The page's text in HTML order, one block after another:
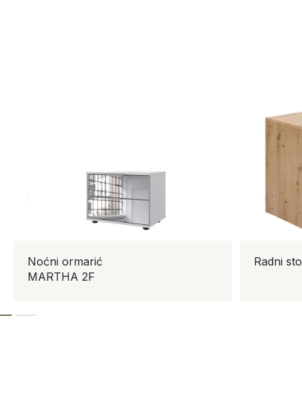
Noćni ormarić
MARTHA 2F
Radni sto